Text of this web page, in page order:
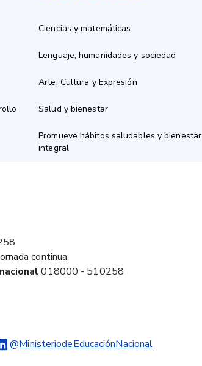
Ciencias y matemáticas
Lenguaje, humanidades y sociedad
Arte, Cultura y Expresión
Salud y bienestar
Promueve hábitos saludables y bienestar
integral
continua.
018000 - 510258
@MinisteriodeEducaciónNacional